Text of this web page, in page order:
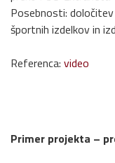
Posebnosti:
športnih izdelkov in
Referenca: video
Primer projekta –